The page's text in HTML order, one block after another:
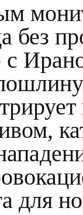
без
с
для